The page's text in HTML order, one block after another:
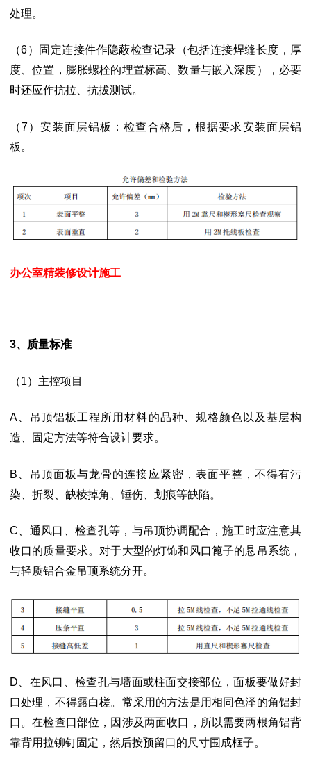
处理。
（6）固定连接件作隐蔽检查记录（包括连接焊缝长度，厚
度、位置，膨胀螺栓的埋置标高、数量与嵌入深度），必要
时还应作抗拉、抗拔测试。
（7）安装面层铝板：检查合格后，根据要求安装面层铝
板。
办公室精装修设计施工
3、质量标准
（1）主控项目
A、吊顶铝板工程所用材料的品种、规格颜色以及基层构
造、固定方法等符合设计要求。
B、吊顶面板与龙骨的连接应紧密，表面平整，不得有污
染、折裂、缺棱掉角、锤伤、划痕等缺陷。
C、通风口、检查孔等，与吊顶协调配合，施工时应注意其
收口的质量要求。对于大型的灯饰和风口篦子的悬吊系统，
与轻质铝合金吊顶系统分开。
D、在风口、检查孔与墙面或柱面交接部位，面板要做好封
口处理，不得露白槎。 常采用的方法是用相同色泽的角铝封
口。在检查口部位，因涉及两面收口，所以需要两根角铝背
靠背用拉铆钉固定，然后按预留口的尺寸围成框子。